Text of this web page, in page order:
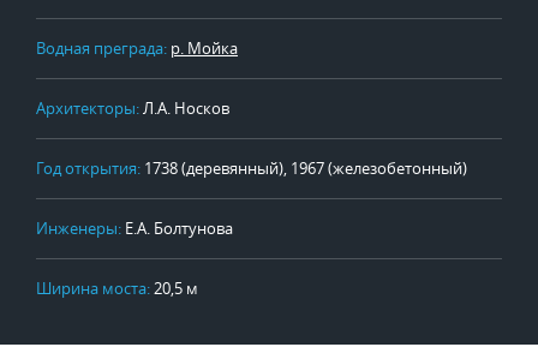
Водная преграда: р. Мойка
Архитекторы: Л.А. Носков
Год открытия: 1738 (деревянный), 1967 (железобетонный)
Инженеры: Е.А. Болтунова
Ширина моста: 20,5 м